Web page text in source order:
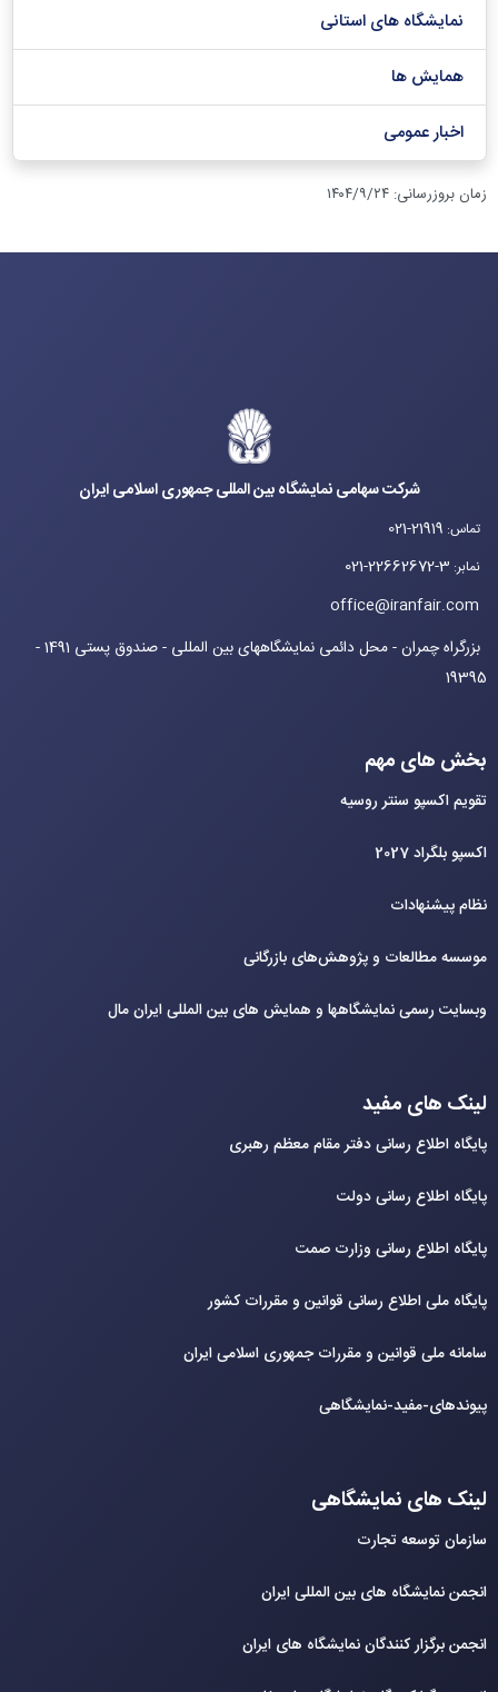
نمایشگاه های استانی
همایش ها
اخبار عمومی
زمان بروزرسانی:۱۴۰۴/۹/۲۴
شرکت سهامی نمایشگاه بین المللی جمهوری اسلامی ایران
تماس:
021-21919
نمابر:
021-22662672-3
office@iranfair.com
بزرگراه چمران - محل دائمی نمایشگاههای بین المللی - صندوق پستی 1491 -
19395
بخش های مهم
تقویم اکسپو سنتر روسیه
اکسپو بلگراد 2027
نظام پیشنهادات
موسسه مطالعات و پژوهش‌های بازرگانی
وبسایت رسمی نمایشگاهها و همایش های بین‌ المللی ایران مال
لینک های مفید
پایگاه اطلاع رسانی دفتر مقام معظم رهبری
پایگاه اطلاع رسانی دولت
پایگاه اطلاع رسانی وزارت صمت
پایگاه ملی اطلاع رسانی قوانین و مقررات کشور
سامانه ملی قوانین و مقررات جمهوری اسلامی ایران
پیوندهای-مفید-نمایشگاهی
لینک های نمایشگاهی
سازمان توسعه تجارت
انجمن نمایشگاه های بین المللی ایران
انجمن برگزار کنندگان نمایشگاه های ایران